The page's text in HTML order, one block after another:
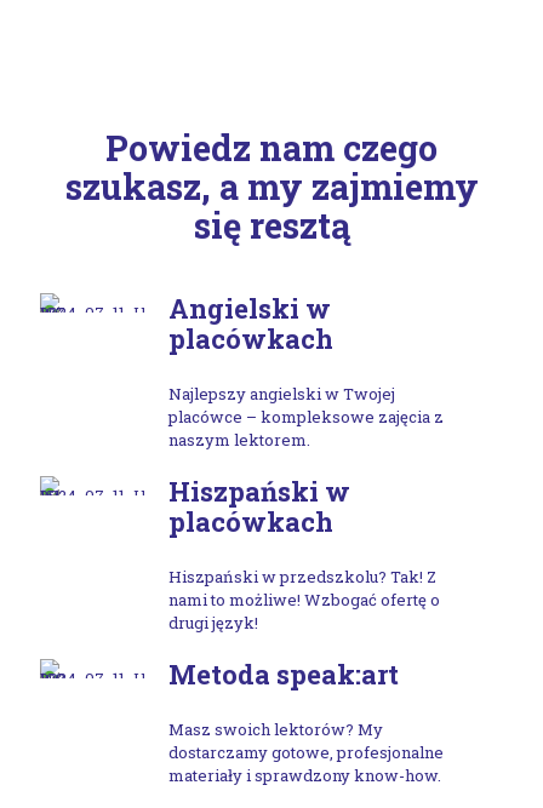
Powiedz nam czego
szukasz, a my zajmiemy
się resztą
Angielski w
placówkach
Najlepszy angielski w Twojej
placówce – kompleksowe zajęcia z
naszym lektorem.
Hiszpański w
placówkach
Hiszpański w przedszkolu? Tak! Z
nami to możliwe! Wzbogać ofertę o
drugi język!
Metoda speak:art
Masz swoich lektorów? My
dostarczamy gotowe, profesjonalne
materiały i sprawdzony know-how.